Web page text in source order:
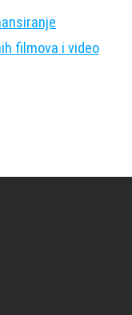
filmova i video